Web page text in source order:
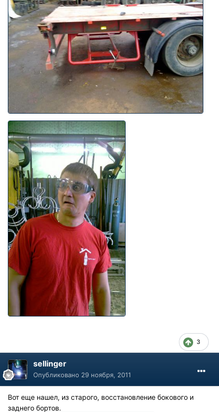
3
sellinger
Опубликовано 29 ноября, 2011
Вот еще нашел, из старого, восстановление бокового и
заднего бортов.